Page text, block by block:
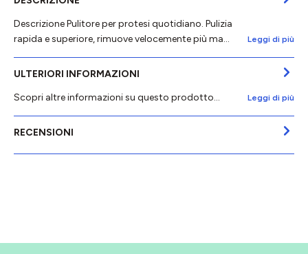
Descrizione Pulitore per protesi quotidiano. Pulizia
rapida e superiore, rimuove velocemente più ma…
Leggi di più
ULTERIORI INFORMAZIONI
Scopri altre informazioni su questo prodotto...
Leggi di più
RECENSIONI